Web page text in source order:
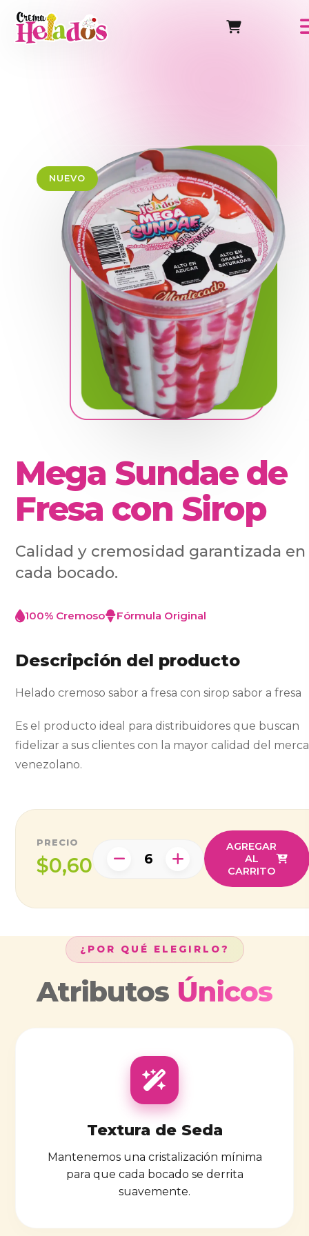
NUEVO
Mega Sundae de
Fresa con Sirop
Calidad y cremosidad garantizada en
cada bocado.
100% Cremoso Fórmula Original
Descripción del producto
Helado cremoso sabor a fresa con sirop sabor a fresa
Es el producto ideal para distribuidores que buscan
fidelizar a sus clientes con la mayor calidad del
venezolano.
PRECIO
$0,60
AGREGAR
AL
CARRITO
¿POR QUÉ ELEGIRLO?
Atributos Únicos
Textura de Seda
Mantenemos una cristalización mínima
para que cada bocado se derrita
suavemente.